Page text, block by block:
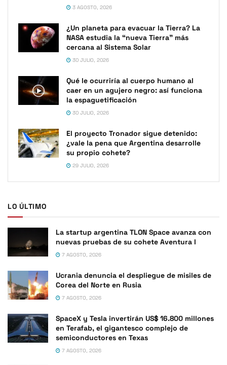
3 AGOSTO, 2026
¿Un planeta para evacuar la Tierra? La
NASA estudia la “nueva Tierra” más
cercana al Sistema Solar
30 JULIO, 2026
Qué le ocurriría al cuerpo humano al
caer en un agujero negro: así funciona
la espaguetificación
30 JULIO, 2026
El proyecto Tronador sigue detenido:
¿vale la pena que Argentina desarrolle
su propio cohete?
29 JULIO, 2026
LO ÚLTIMO
La startup argentina TLON Space avanza con
nuevas pruebas de su cohete Aventura I
7 AGOSTO, 2026
Ucrania denuncia el despliegue de misiles de
Corea del Norte en Rusia
7 AGOSTO, 2026
SpaceX y Tesla invertirán US$ 16.800 millones
en Terafab, el gigantesco complejo de
semiconductores en Texas
7 AGOSTO, 2026